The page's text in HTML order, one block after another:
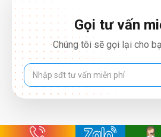
Gọi tư vấn
Chúng tôi sẽ gọi lại cho